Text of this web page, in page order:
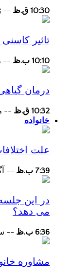
10:30 ق.ظ --
تاثیر
10:10 ب.ظ --
درمان
10:32 ق.ظ --
خانواده
علت
7:39 ب.ظ --
در این
می دهد؟
6:36 ب.ظ --
مشاوره